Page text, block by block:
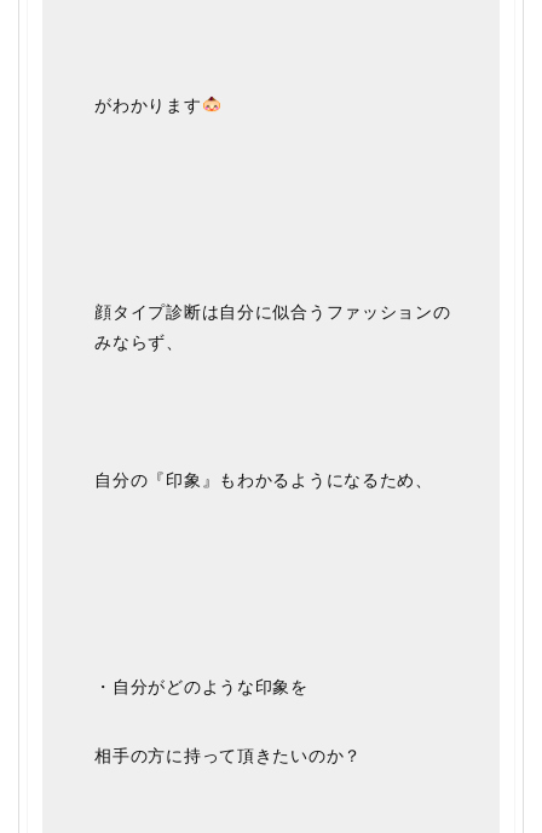
がわかります
顔タイプ診断は自分に似合うファッションの
みならず、
自分の『印象』もわかるようになるため、
・自分がどのような印象を
相手の方に持って頂きたいのか？